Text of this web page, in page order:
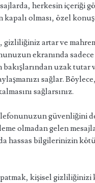
herkesin içeriği
olması, özel
gizliliğiniz artar ve
ekranında sadece
uzak tutar
sağlar.
sağlarsınız.
güvenliğini
olmadan gelen
hassas bilgilerinizin
kişisel gizliliğinizi